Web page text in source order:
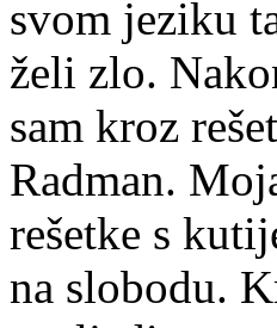
svom jeziku
želi zlo.
sam kroz
Radman.
rešetke s
na slobodu.